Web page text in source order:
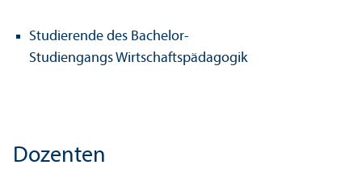
Studierende des Bachelor-
Studiengangs Wirtschaftspädagogik
Dozenten